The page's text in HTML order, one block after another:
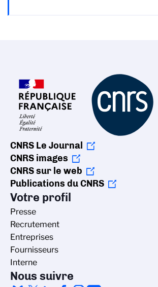
CNRS Le Journal
CNRS images
CNRS sur le web
Publications du CNRS
Votre profil
Presse
Recrutement
Entreprises
Fournisseurs
Interne
Nous suivre